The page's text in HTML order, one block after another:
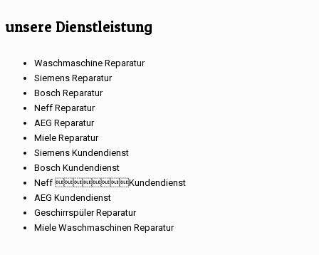
unsere Dienstleistung
Waschmaschine Reparatur
Siemens Reparatur
Bosch Reparatur
Neff Reparatur
AEG Reparatur
Miele Reparatur
Siemens Kundendienst
Bosch Kundendienst
Neff Kundendienst
AEG Kundendienst
Geschirrspüler Reparatur
Miele Waschmaschinen Reparatur